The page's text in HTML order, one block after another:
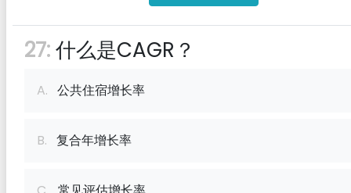
27:什么是CAGR？
A. 公共住宿增长率
B. 复合年增长率